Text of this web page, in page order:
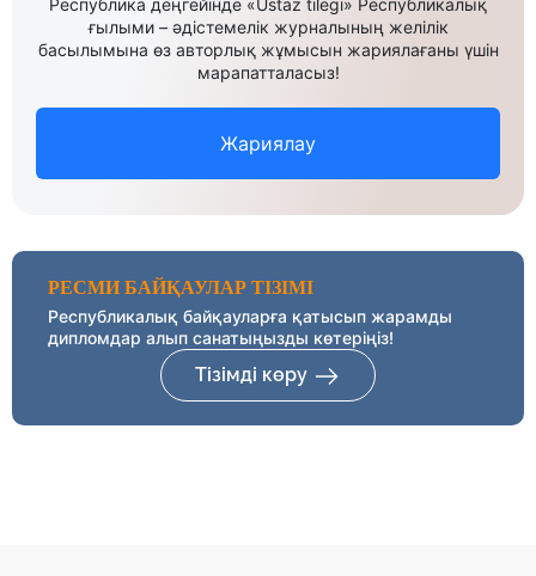
Республика деңгейінде «Ustaz tilegi» Республикалық
ғылыми – әдістемелік журналының желілік
басылымына өз авторлық жұмысын жариялағаны үшін
марапатталасыз!
Жариялау
РЕСМИ БАЙҚАУЛАР ТІЗІМІ
Республикалық байқауларға қатысып жарамды
дипломдар алып санатыңызды көтеріңіз!
Тізімді көру